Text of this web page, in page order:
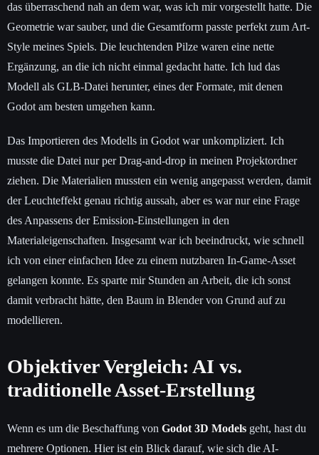
das überraschend nah an dem war, was ich mir vorgestellt hatte. Die
Geometrie war sauber, und die Gesamtform passte perfekt zum Art-
Style meines Spiels. Die leuchtenden Pilze waren eine nette
Ergänzung, an die ich nicht einmal gedacht hatte. Ich lud das
Modell als GLB-Datei herunter, eines der Formate, mit denen
Godot am besten umgehen kann.
Das Importieren des Modells in Godot war unkompliziert. Ich
musste die Datei nur per Drag-and-drop in meinen Projektordner
ziehen. Die Materialien mussten ein wenig angepasst werden, damit
der Leuchteffekt genau richtig aussah, aber es war nur eine Frage
des Anpassens der Emission-Einstellungen in den
Materialeigenschaften. Insgesamt war ich beeindruckt, wie schnell
ich von einer einfachen Idee zu einem nutzbaren In-Game-Asset
gelangen konnte. Es sparte mir Stunden an Arbeit, die ich sonst
damit verbracht hätte, den Baum in Blender von Grund auf zu
modellieren.
Objektiver Vergleich: AI vs.
traditionelle Asset-Erstellung
Wenn es um die Beschaffung von Godot 3D Models geht, hast du
mehrere Optionen. Hier ist ein Blick darauf, wie sich die AI-